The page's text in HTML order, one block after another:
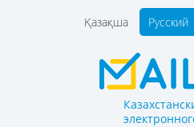
Қазақша Русский